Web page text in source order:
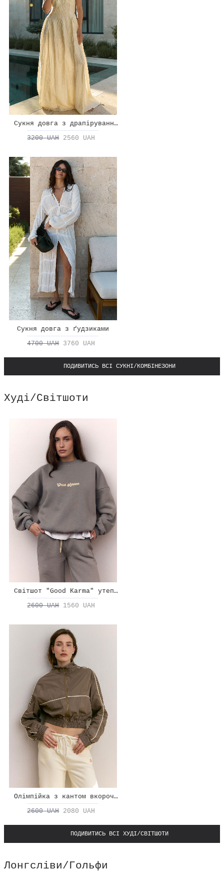
Сукня довга з драпіруванням на талії
3200 UAH 2560 UAH
Сукня довга з ґудзиками
4700 UAH 3760 UAH
ПОДИВИТИСЬ ВСІ СУКНІ/КОМБІНЕЗОНИ
Худі/Світшоти
Світшот "Good Karma" утеплений
2600 UAH 1560 UAH
Олімпійка з кантом вкорочена
2600 UAH 2080 UAH
ПОДИВИТИСЬ ВСІ ХУДІ/СВІТШОТИ
Лонгсліви/Гольфи